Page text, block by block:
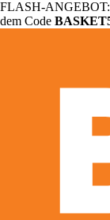
FLASH-ANGEBOT:
dem Code